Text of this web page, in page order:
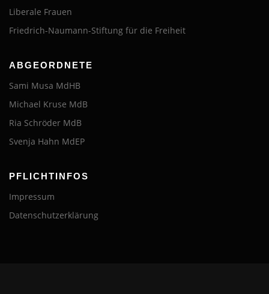
Liberale Frauen
Friedrich-Naumann-Stiftung für die Freiheit
ABGEORDNETE
Sami Musa MdHB
Michael Kruse MdB
Ria Schröder MdB
Svenja Hahn MdEP
PFLICHTINFOS
Impressum
Datenschutzerklärung